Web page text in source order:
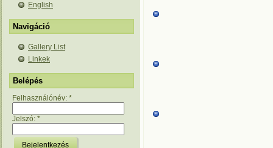
English
Navigáció
Gallery List
Linkek
Belépés
Felhasználónév: *
Jelszó: *